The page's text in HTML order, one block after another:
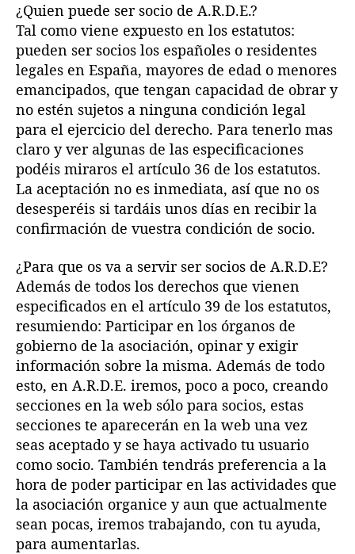
¿Quien puede ser socio de A.R.D.E.?
Tal como viene expuesto en los estatutos:
pueden ser socios los españoles o residentes
legales en España, mayores de edad o menores
emancipados, que tengan capacidad de obrar y
no estén sujetos a ninguna condición legal
para el ejercicio del derecho. Para tenerlo mas
claro y ver algunas de las especificaciones
podéis miraros el artículo 36 de los estatutos.
La aceptación no es inmediata, así que no os
desesperéis si tardáis unos días en recibir la
confirmación de vuestra condición de socio.
¿Para que os va a servir ser socios de A.R.D.E?
Además de todos los derechos que vienen
especificados en el artículo 39 de los estatutos,
resumiendo: Participar en los órganos de
gobierno de la asociación, opinar y exigir
información sobre la misma. Además de todo
esto, en A.R.D.E. iremos, poco a poco, creando
secciones en la web sólo para socios, estas
secciones te aparecerán en la web una vez
seas aceptado y se haya activado tu usuario
como socio. También tendrás preferencia a la
hora de poder participar en las actividades que
la asociación organice y aun que actualmente
sean pocas, iremos trabajando, con tu ayuda,
para aumentarlas.